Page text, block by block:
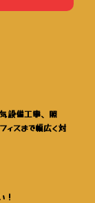
設備工事、照
ィスまで幅広く対
！